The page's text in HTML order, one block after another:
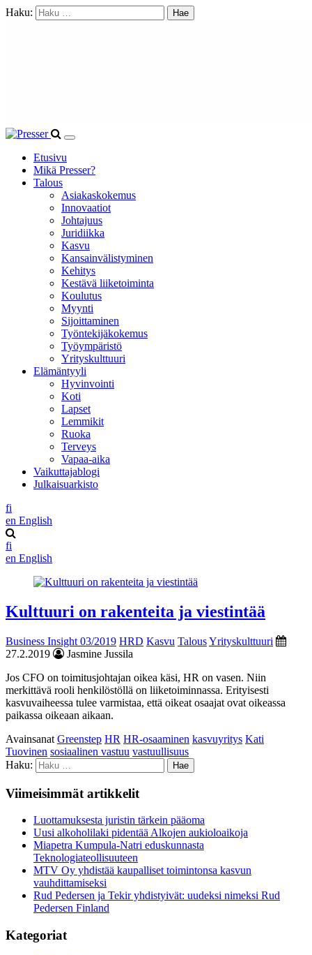
Haku:
Etusivu
Mikä Presser?
Talous
Asiakaskokemus
Innovaatiot
Johtajuus
Juridiikka
Kasvu
Kansainvälistyminen
Kehitys
Kestävä liiketoiminta
Koulutus
Myynti
Sijoittaminen
Työntekijäkokemus
Työympäristö
Yrityskulttuuri
Elämäntyyli
Hyvinvointi
Koti
Lapset
Lemmikit
Ruoka
Terveys
Vapaa-aika
Vaikuttajablogi
Julkaisuarkisto
fi
en English
fi
en English
Kulttuuri on rakenteita ja viestintää
Business Insight 03/2019 HRD Kasvu TalousYrityskulttuuri
27.2.2019
Jasmine Jussila
Jos CFO on toimitusjohtajan oikea käsi, HR on vasen. Niin
merkittävä rooli henkilöstöllä on liiketoiminnassa. Erityisesti
kasvuvaiheessa tulee varmistaa, että oikeat osaajat ovat oikeassa
paikassa oikeaan aikaan.
Avainsanat Greenstep HR HR-osaaminen kasvuyritys Kati
Tuovinen sosiaalinen vastuu vastuullisuus
Haku:
Viimeisimmät artikkelit
Luottamuksesta juristin tärkein pääoma
Uusi alkoholilaki pidentää Alkojen aukioloaikoja
Miapetra Kumpula-Natri eduskunnasta
Teknologiateollisuuteen
MTV Oy yhdistää kaupalliset toimintonsa kasvun
vauhdittamiseksi
Rud Pedersen ja Tekir yhdistyivät: uudeksi nimeksi Rud
Pedersen Finland
Kategoriat